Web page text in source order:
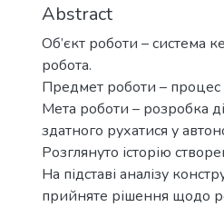
Abstract
Об’єкт роботи – система
робота.
Предмет роботи – процес
Мета роботи – розробка
здатного рухатися у
Розглянуто історію
На підставі аналізу
прийняте рішення щодо